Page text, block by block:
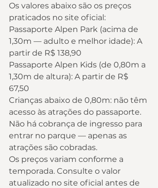
Os valores abaixo são os preços
praticados no site oficial:
Passaporte Alpen Park (acima de
1,30m — adulto e melhor idade): A
partir de R$ 138,90
Passaporte Alpen Kids (de 0,80m a
1,30m de altura): A partir de R$
67,50
Crianças abaixo de 0,80m: não têm
acesso às atrações do passaporte.
Não há cobrança de ingresso para
entrar no parque — apenas as
atrações são cobradas.
Os preços variam conforme a
temporada. Consulte o valor
atualizado no site oficial antes de